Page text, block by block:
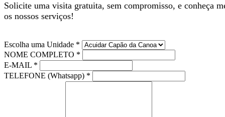
Solicite uma visita gratuita, sem compromisso, e conheça
os nossos serviços!
Escolha uma Unidade *
NOME COMPLETO *
E-MAIL *
TELEFONE (Whatsapp) *